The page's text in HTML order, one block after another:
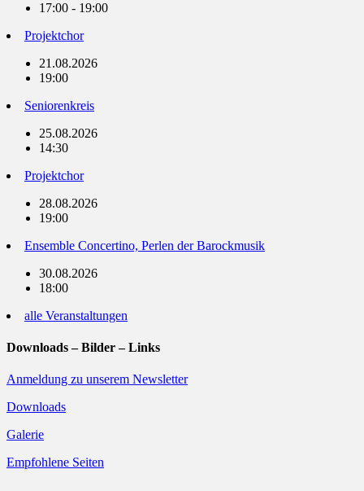
17:00 - 19:00
Projektchor
21.08.2026
19:00
Seniorenkreis
25.08.2026
14:30
Projektchor
28.08.2026
19:00
Ensemble Concertino, Perlen der Barockmusik
30.08.2026
18:00
alle Veranstaltungen
Downloads – Bilder – Links
Anmeldung zu unserem Newsletter
Downloads
Galerie
Empfohlene Seiten